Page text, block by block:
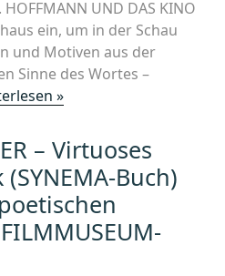
HOFFMANN UND DAS KINO
ein, um in der Schau
und Motiven aus der
Sinne des Wortes –
»„„E.T.A
und
das
Kino
–
MAGIC
– Virtuoses
Buch)